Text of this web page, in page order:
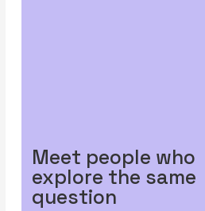
Meet people who
explore the same
question